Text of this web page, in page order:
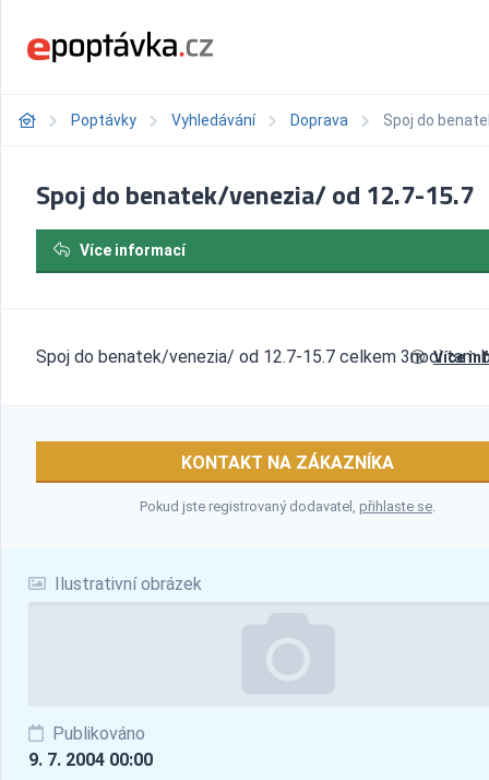
Poptávky Vyhledávání Doprava Spoj do
Ilustrativní obrázek
Publikováno
9. 7. 2004 00:00
Spoj do benatek/venezia/ od 12.7-15.7
Více informací
Spoj do benatek/venezia/ od 12.7-15.7 celkem 3noci tam
Více
KONTAKT NA ZÁKAZNÍKA
Pokud jste registrovaný dodavatel, přihlaste se.